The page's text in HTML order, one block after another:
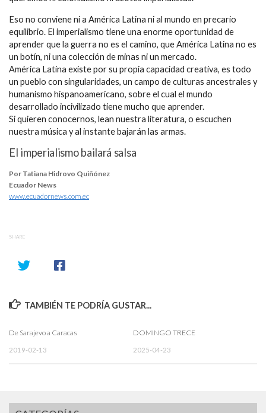
Eso no conviene ni a América Latina ni al mundo en precario
equilibrio. El imperialismo tiene una enorme oportunidad de
aprender que la guerra no es el camino, que América Latina no es
un botín, ni una colección de minas ni un mercado.
América Latina existe por su propia capacidad creativa, es todo
un pueblo con singularidades, un campo de culturas ancestrales y
humanismo hispanoamericano, sobre el cual el mundo
desarrollado incivilizado tiene mucho que aprender.
Si quieren conocernos, lean nuestra literatura, o escuchen
nuestra música y al instante bajarán las armas.
El imperialismo bailará salsa
Por Tatiana Hidrovo Quiñónez
Ecuador News
www.ecuadornews.com.ec
SHARE
TAMBIÉN TE PODRÍA GUSTAR...
De Sarajevo a Caracas
2019-02-13
DOMINGO TRECE
2025-04-23